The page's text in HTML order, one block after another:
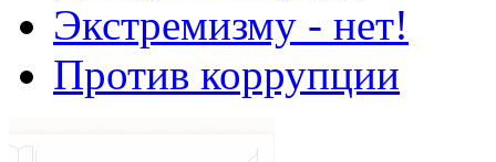
Экстремизму - нет!
Против коррупции